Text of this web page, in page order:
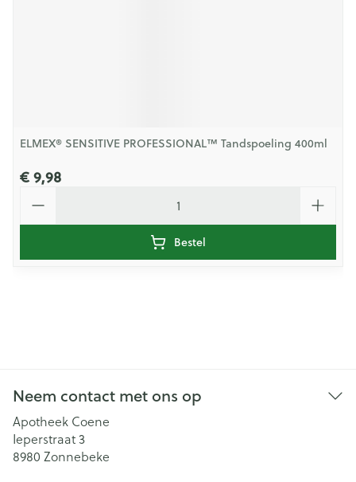
ELMEX® SENSITIVE PROFESSIONAL™ Tandspoeling 400ml
€ 9,98
Bestel
Neem contact met ons op
Apotheek Coene
Ieperstraat 3
8980 Zonnebeke